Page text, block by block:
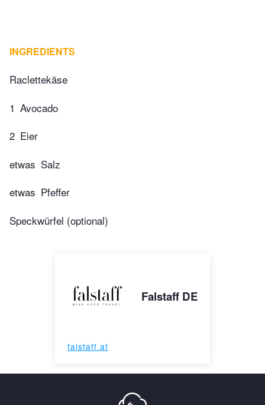
INGREDIENTS
Raclettekäse
1 Avocado
2 Eier
etwas Salz
etwas Pfeffer
Speckwürfel (optional)
Falstaff DE
falstaff.at